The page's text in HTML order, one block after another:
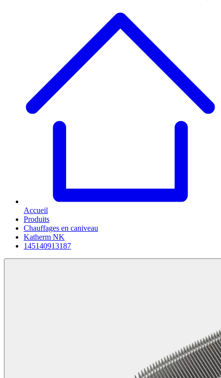
Accueil
Produits
Chauffages en caniveau
Katherm NK
145140913187